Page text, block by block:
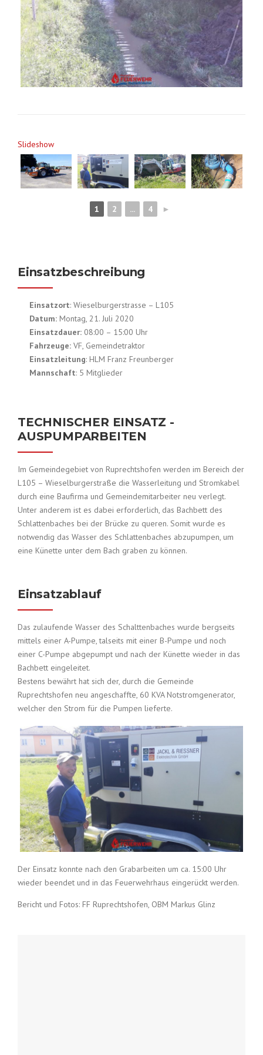
Slideshow
1 2 ... 4 ►
Einsatzbeschreibung
Einsatzort: Wieselburgerstrasse – L105
Datum: Montag, 21. Juli 2020
Einsatzdauer: 08:00 – 15:00 Uhr
Fahrzeuge: VF, Gemeindetraktor
Einsatzleitung: HLM Franz Freunberger
Mannschaft: 5 Mitglieder
TECHNISCHER EINSATZ -
AUSPUMPARBEITEN
Im Gemeindegebiet von Ruprechtshofen werden im Bereich der
L105 – Wieselburgerstraße die Wasserleitung und Stromkabel
durch eine Baufirma und Gemeindemitarbeiter neu verlegt.
Unter anderem ist es dabei erforderlich, das Bachbett des
Schlattenbaches bei der Brücke zu queren. Somit wurde es
notwendig das Wasser des Schlattenbaches abzupumpen, um
eine Künette unter dem Bach graben zu können.
Einsatzablauf
Das zulaufende Wasser des Schalttenbaches wurde bergseits
mittels einer A-Pumpe, talseits mit einer B-Pumpe und noch
einer C-Pumpe abgepumpt und nach der Künette wieder in das
Bachbett eingeleitet.
Bestens bewährt hat sich der, durch die Gemeinde
Ruprechtshofen neu angeschaffte, 60 KVA Notstromgenerator,
welcher den Strom für die Pumpen lieferte.
Der Einsatz konnte nach den Grabarbeiten um ca. 15:00 Uhr
wieder beendet und in das Feuerwehrhaus eingerückt werden.
Bericht und Fotos: FF Ruprechtshofen, OBM Markus Glinz